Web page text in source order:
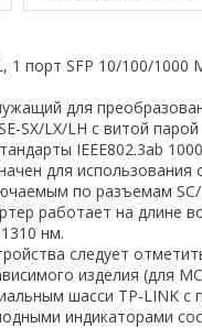
1 порт SFP 10/100/
для
SX/LX/LH с витой
IEEE802.3ab
для
по разъемам SC/
работает на длине
нм.
следует
изделия (для
шасси TP-LINK
индикаторами